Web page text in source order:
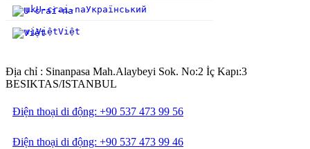
ukU-crai-naУкраїнський
viViệtViệt
Địa chỉ : Sinanpasa Mah.Alaybeyi Sok. No:2 İç Kapı:3
BESIKTAS/ISTANBUL
Điện thoại di động: +90 537 473 99 56
Điện thoại di động: +90 537 473 99 46